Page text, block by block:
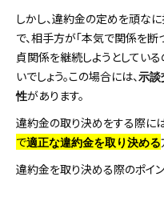
しかし、違約金の定めを頑な
で、相手方が「本気で関係を断
貞関係を継続しようとしてい
いでしょう。この場合には、 示談
性があります。
違約金の取り決めをする際に
で適正な違約金を取り決める
違約金を取り決める際のポイン